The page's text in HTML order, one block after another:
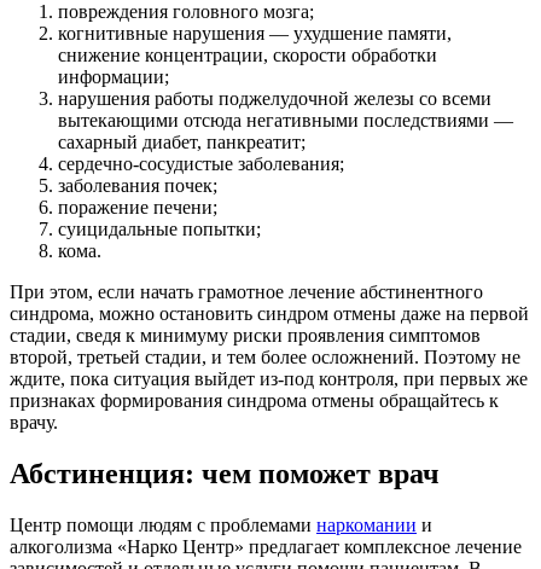
повреждения головного мозга;
когнитивные нарушения — ухудшение памяти,
снижение концентрации, скорости обработки
информации;
нарушения работы поджелудочной железы со всеми
вытекающими отсюда негативными последствиями —
сахарный диабет, панкреатит;
сердечно-сосудистые заболевания;
заболевания почек;
поражение печени;
суицидальные попытки;
кома.
При этом, если начать грамотное лечение абстинентного
синдрома, можно остановить синдром отмены даже на первой
стадии, сведя к минимуму риски проявления симптомов
второй, третьей стадии, и тем более осложнений. Поэтому не
ждите, пока ситуация выйдет из-под контроля, при первых же
признаках формирования синдрома отмены обращайтесь к
врачу.
Абстиненция: чем поможет врач
Центр помощи людям с проблемами наркомании и
алкоголизма «Нарко Центр» предлагает комплексное лечение